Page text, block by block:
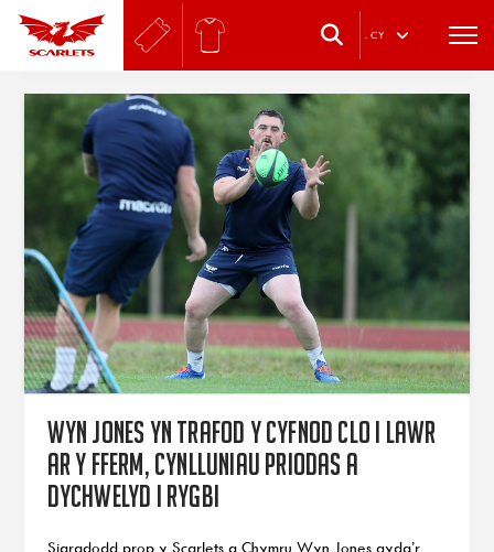
. CY
Wyn Jones yn trafod y cyfnod clo i lawr
ar y fferm, cynlluniau priodas a
dychwelyd i rygbi
Siaradodd prop y Scarlets a Chymru Wyn Jones gyda’r